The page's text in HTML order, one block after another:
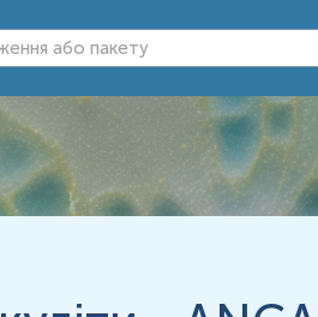
EliA
відповідності до зміни тест-систем.